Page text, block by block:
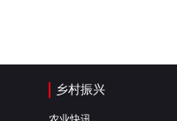
乡村振兴